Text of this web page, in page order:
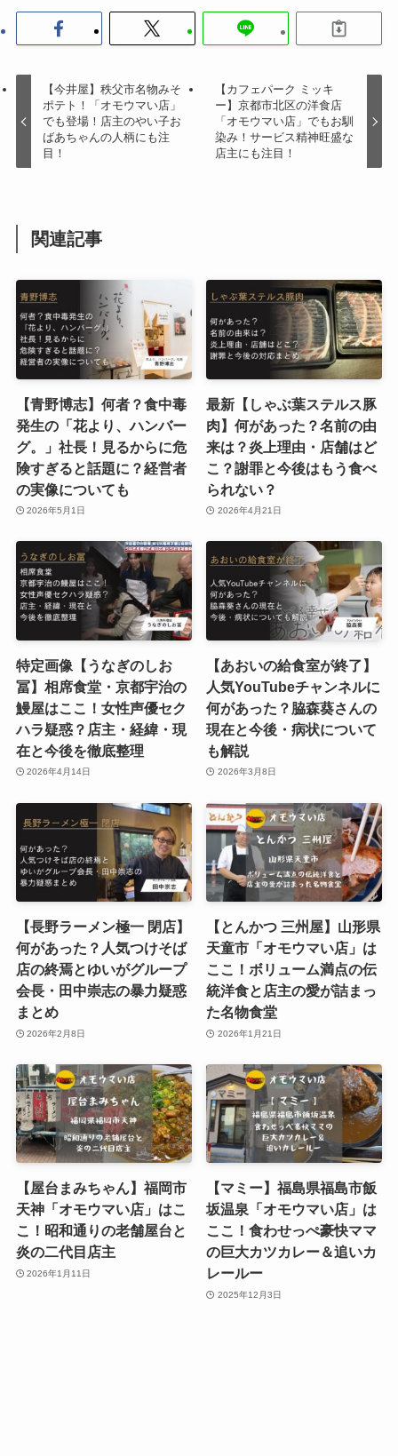
【今井屋】秩父市名物みそ
ポテト！「オモウマい店」
でも登場！店主のやい子お
ばあちゃんの人柄にも注
目！
【カフェパーク ミッキ
ー】京都市北区の洋食店
「オモウマい店」でもお馴
染み！サービス精神旺盛な
店主にも注目！
関連記事
【青野博志】何者？食中毒
発生の「花より、ハンバー
グ。」社長！見るからに危
険すぎると話題に？経営者
の実像についても
2026年5月1日
最新【しゃぶ葉ステルス豚
肉】何があった？名前の由
来は？炎上理由・店舗はど
こ？謝罪と今後はもう食べ
られない？
2026年4月21日
特定画像【うなぎのしお
冨】相席食堂・京都宇治の
鰻屋はここ！女性声優セク
ハラ疑惑？店主・経緯・現
在と今後を徹底整理
2026年4月14日
【あおいの給食室が終了】
人気YouTubeチャンネルに
何があった？脇森葵さんの
現在と今後・病状について
も解説
2026年3月8日
【長野ラーメン極一 閉店】
何があった？人気つけそば
店の終焉とゆいがグループ
会長・田中崇志の暴力疑惑
まとめ
2026年2月8日
【とんかつ 三州屋】山形県
天童市「オモウマい店」は
ここ！ボリューム満点の伝
統洋食と店主の愛が詰まっ
た名物食堂
2026年1月21日
【屋台まみちゃん】福岡市
天神「オモウマい店」はこ
こ！昭和通りの老舗屋台と
炎の二代目店主
2026年1月11日
【マミー】福島県福島市飯
坂温泉「オモウマい店」は
ここ！食わせっぺ豪快ママ
の巨大カツカレー＆追いカ
レールー
2025年12月3日